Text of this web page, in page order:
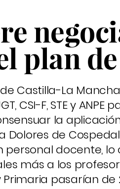
plan
Castilla-La
CSI-F, STE y
la
de
personal docente,
más a los
pasarían de